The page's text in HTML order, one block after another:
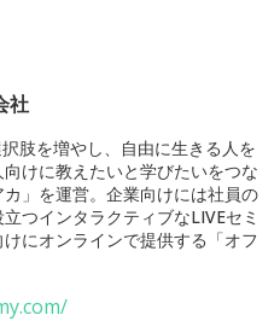
社
肢を増やし、自由に生きる人を
けに教えたいと学びたいをつな
」を運営。企業向けには社員の
つインタラクティブなLIVEセミ
にオンラインで提供する「オフ